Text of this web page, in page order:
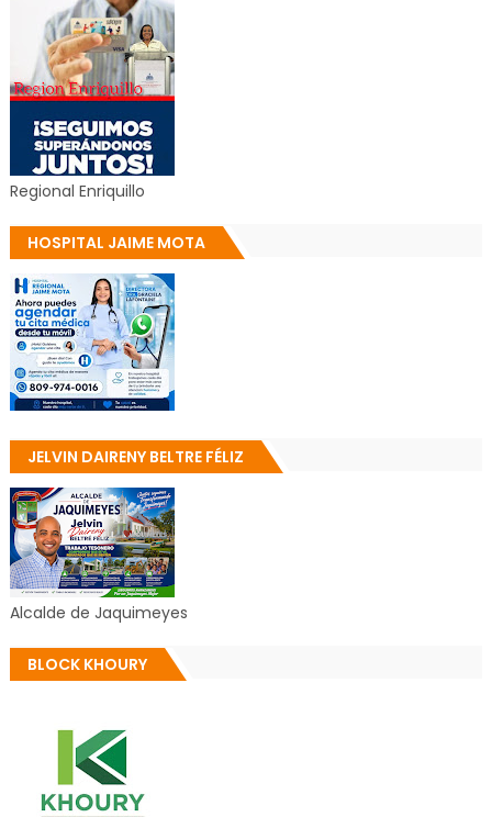
Regional Enriquillo
HOSPITAL JAIME MOTA
JELVIN DAIRENY BELTRE FÉLIZ
Alcalde de Jaquimeyes
BLOCK KHOURY